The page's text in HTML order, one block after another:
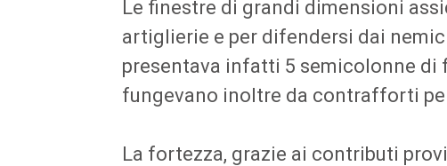
Le finestre di grandi dimensioni
artiglierie e per difendersi dai
presentava infatti 5 semicolonne di
fungevano inoltre da contrafforti
La fortezza, grazie ai contributi